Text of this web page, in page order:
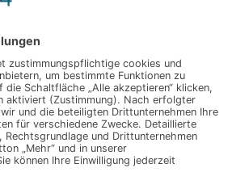
Technik Wirtschaft